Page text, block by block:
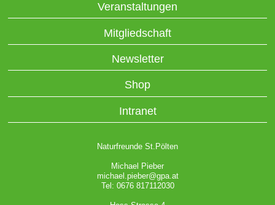
Veranstaltungen
Mitgliedschaft
Newsletter
Shop
Intranet
Naturfreunde St.Pölten
Michael Pieber
michael.pieber@gpa.at
Tel: 0676 817112030